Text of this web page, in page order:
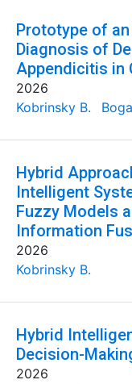
Prototype of
Diagnosis of
Appendicitis in
2026
Kobrinsky B.
Hybrid
Intelligent
Fuzzy Models
Information
2026
Kobrinsky B.
Hybrid
Decision-
2026